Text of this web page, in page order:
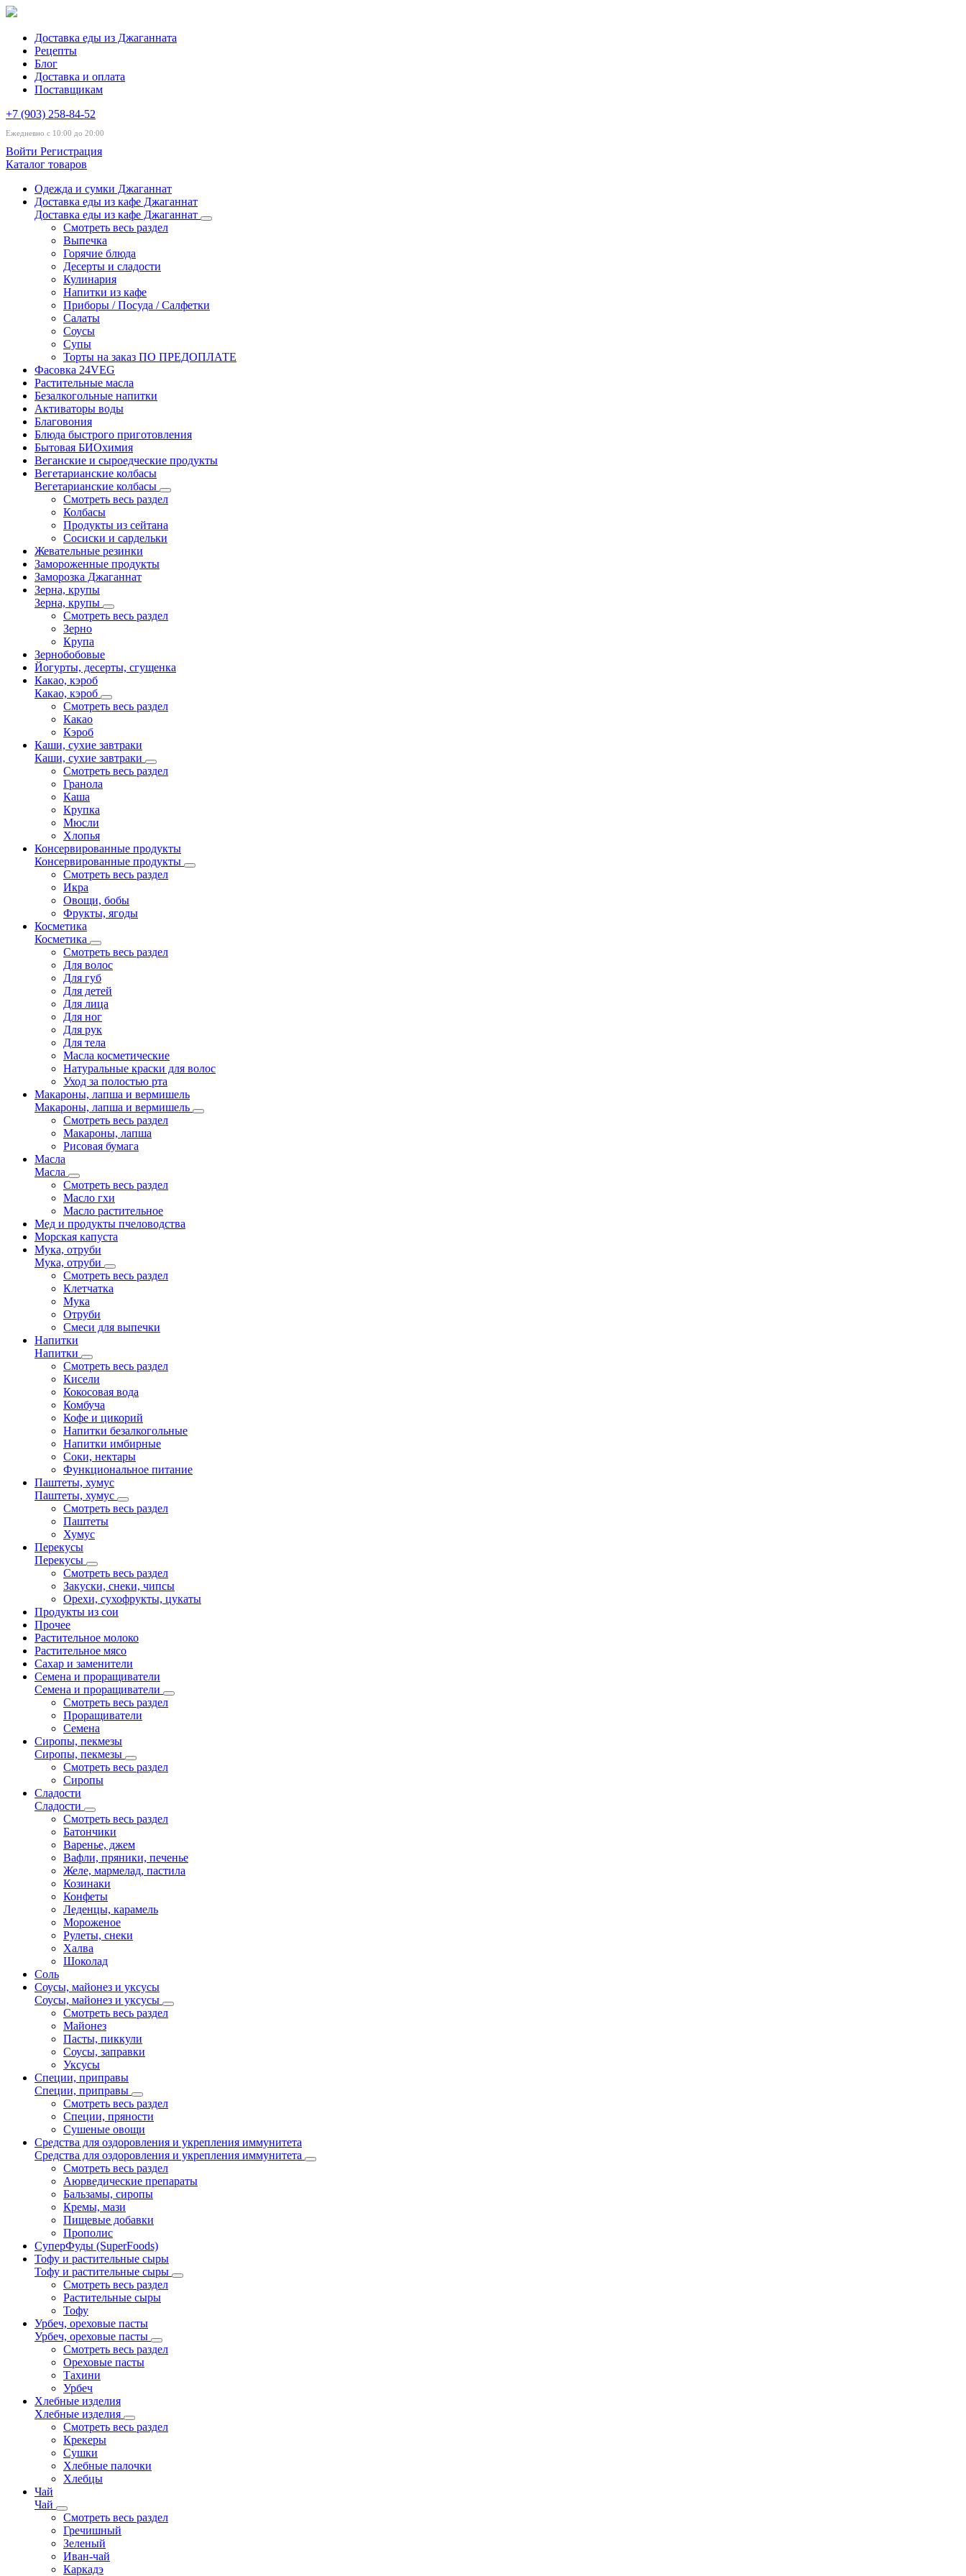
Доставка еды из Джаганната
Рецепты
Блог
Доставка и оплата
Поставщикам
+7 (903) 258-84-52
Ежедневно с 10:00 до 20:00
Войти Регистрация
Каталог товаров
Одежда и сумки Джаганнат
Доставка еды из кафе Джаганнат
Доставка еды из кафе Джаганнат
Смотреть весь раздел
Выпечка
Горячие блюда
Десерты и сладости
Кулинария
Напитки из кафе
Приборы / Посуда / Салфетки
Салаты
Соусы
Супы
Торты на заказ ПО ПРЕДОПЛАТЕ
Фасовка 24VEG
Растительные масла
Безалкогольные напитки
Активаторы воды
Благовония
Блюда быстрого приготовления
Бытовая БИОхимия
Веганские и сыроедческие продукты
Вегетарианские колбасы
Вегетарианские колбасы
Смотреть весь раздел
Колбасы
Продукты из сейтана
Сосиски и сардельки
Жевательные резинки
Замороженные продукты
Заморозка Джаганнат
Зерна, крупы
Зерна, крупы
Смотреть весь раздел
Зерно
Крупа
Зернобобовые
Йогурты, десерты, сгущенка
Какао, кэроб
Какао, кэроб
Смотреть весь раздел
Какао
Кэроб
Каши, сухие завтраки
Каши, сухие завтраки
Смотреть весь раздел
Гранола
Каша
Крупка
Мюсли
Хлопья
Консервированные продукты
Консервированные продукты
Смотреть весь раздел
Икра
Овощи, бобы
Фрукты, ягоды
Косметика
Косметика
Смотреть весь раздел
Для волос
Для губ
Для детей
Для лица
Для ног
Для рук
Для тела
Масла косметические
Натуральные краски для волос
Уход за полостью рта
Макароны, лапша и вермишель
Макароны, лапша и вермишель
Смотреть весь раздел
Макароны, лапша
Рисовая бумага
Масла
Масла
Смотреть весь раздел
Масло гхи
Масло растительное
Мед и продукты пчеловодства
Морская капуста
Мука, отруби
Мука, отруби
Смотреть весь раздел
Клетчатка
Мука
Отруби
Смеси для выпечки
Напитки
Напитки
Смотреть весь раздел
Кисели
Кокосовая вода
Комбуча
Кофе и цикорий
Напитки безалкогольные
Напитки имбирные
Соки, нектары
Функциональное питание
Паштеты, хумус
Паштеты, хумус
Смотреть весь раздел
Паштеты
Хумус
Перекусы
Перекусы
Смотреть весь раздел
Закуски, снеки, чипсы
Орехи, сухофрукты, цукаты
Продукты из сои
Прочее
Растительное молоко
Растительное мясо
Сахар и заменители
Семена и проращиватели
Семена и проращиватели
Смотреть весь раздел
Проращиватели
Семена
Сиропы, пекмезы
Сиропы, пекмезы
Смотреть весь раздел
Сиропы
Сладости
Сладости
Смотреть весь раздел
Батончики
Варенье, джем
Вафли, пряники, печенье
Желе, мармелад, пастила
Козинаки
Конфеты
Леденцы, карамель
Мороженое
Рулеты, снеки
Халва
Шоколад
Соль
Соусы, майонез и уксусы
Соусы, майонез и уксусы
Смотреть весь раздел
Майонез
Пасты, пиккули
Соусы, заправки
Уксусы
Специи, приправы
Специи, приправы
Смотреть весь раздел
Специи, пряности
Сушеные овощи
Средства для оздоровления и укрепления иммунитета
Средства для оздоровления и укрепления иммунитета
Смотреть весь раздел
Аюрведические препараты
Бальзамы, сиропы
Кремы, мази
Пищевые добавки
Прополис
СуперФуды (SuperFoods)
Тофу и растительные сыры
Тофу и растительные сыры
Смотреть весь раздел
Растительные сыры
Тофу
Урбеч, ореховые пасты
Урбеч, ореховые пасты
Смотреть весь раздел
Ореховые пасты
Тахини
Урбеч
Хлебные изделия
Хлебные изделия
Смотреть весь раздел
Крекеры
Сушки
Хлебные палочки
Хлебцы
Чай
Чай
Смотреть весь раздел
Гречишный
Зеленый
Иван-чай
Каркадэ